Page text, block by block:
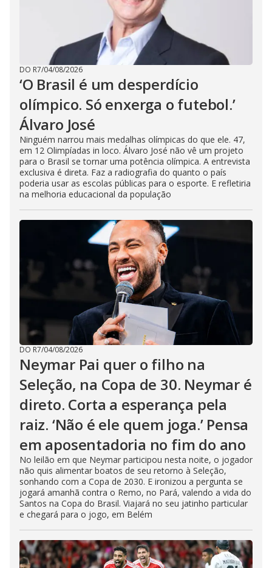
DO R7/04/08/2026
‘O Brasil é um desperdício
olímpico. Só enxerga o futebol.’
Álvaro José
Ninguém narrou mais medalhas olímpicas do que ele. 47,
em 12 Olimpíadas in loco. Álvaro José não vê um projeto
para o Brasil se tornar uma potência olímpica. A entrevista
exclusiva é direta. Faz a radiografia do quanto o país
poderia usar as escolas públicas para o esporte. E refletiria
na melhoria educacional da população
DO R7/04/08/2026
Neymar Pai quer o filho na
Seleção, na Copa de 30. Neymar é
direto. Corta a esperança pela
raiz. ‘Não é ele quem joga.’ Pensa
em aposentadoria no fim do ano
No leilão em que Neymar participou nesta noite, o jogador
não quis alimentar boatos de seu retorno à Seleção,
sonhando com a Copa de 2030. E ironizou a pergunta se
jogará amanhã contra o Remo, no Pará, valendo a vida do
Santos na Copa do Brasil. Viajará no seu jatinho particular
e chegará para o jogo, em Belém